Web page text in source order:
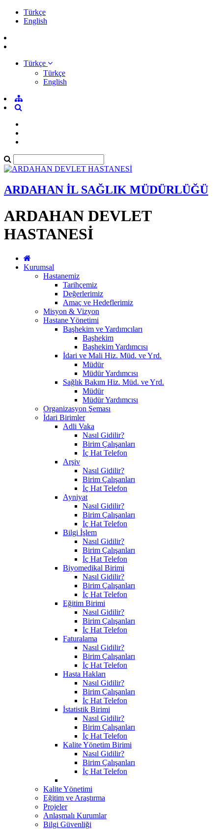
Türkçe
English
Türkçe
Türkçe
English
ARDAHAN İL SAĞLIK MÜDÜRLÜĞÜ
ARDAHAN DEVLET
HASTANESİ
Kurumsal
Hastanemiz
Tarihçemiz
Değerlerimiz
Amaç ve Hedeflerimiz
Misyon & Vizyon
Hastane Yönetimi
Başhekim ve Yardımcıları
Başhekim
Başhekim Yardımcısı
İdari ve Mali Hiz. Müd. ve Yrd.
Müdür
Müdür Yardımcısı
Sağlık Bakım Hiz. Müd. ve Yrd.
Müdür
Müdür Yardımcısı
Organizasyon Şeması
İdari Birimler
Adli Vaka
Nasıl Gidilir?
Birim Çalışanları
İç Hat Telefon
Arşiv
Nasıl Gidilir?
Birim Çalışanları
İç Hat Telefon
Ayniyat
Nasıl Gidilir?
Birim Çalışanları
İç Hat Telefon
Bilgi İşlem
Nasıl Gidilir?
Birim Çalışanları
İç Hat Telefon
Biyomedikal Birimi
Nasıl Gidilir?
Birim Çalışanları
İç Hat Telefon
Eğitim Birimi
Nasıl Gidilir?
Birim Çalışanları
İç Hat Telefon
Faturalama
Nasıl Gidilir?
Birim Çalışanları
İç Hat Telefon
Hasta Hakları
Nasıl Gidilir?
Birim Çalışanları
İç Hat Telefon
İstatistik Birimi
Nasıl Gidilir?
Birim Çalışanları
İç Hat Telefon
Kalite Yönetim Birimi
Nasıl Gidilir?
Birim Çalışanları
İç Hat Telefon
Kalite Yönetimi
Eğitim ve Araştırma
Projeler
Anlaşmalı Kurumlar
Bilgi Güvenliği